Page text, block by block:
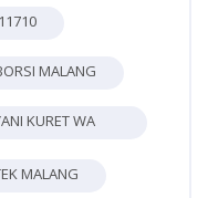
MALANG
KURET WA
MALANG